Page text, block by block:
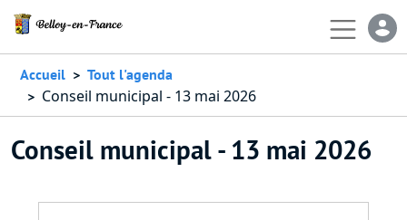
Accueil Tout l'agenda
Conseil municipal - 13 mai 2026
Conseil municipal - 13 mai 2026